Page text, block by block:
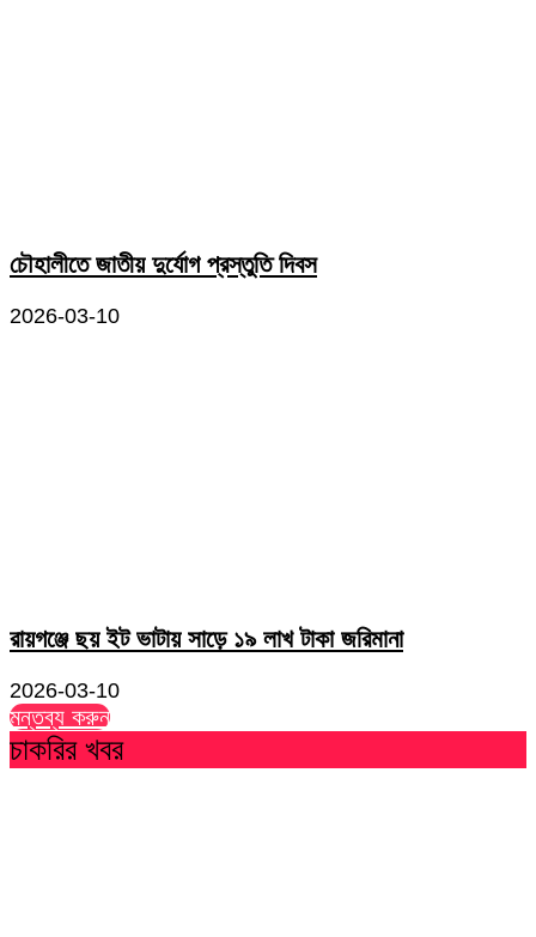
চৌহালীতে জাতীয় দুর্যোগ প্রস্তুতি দিবস
2026-03-10
রায়গঞ্জে ছয় ইট ভাটায় সাড়ে ১৯ লাখ টাকা জরিমানা
2026-03-10
মন্তব্য করুন
চাকরির খবর